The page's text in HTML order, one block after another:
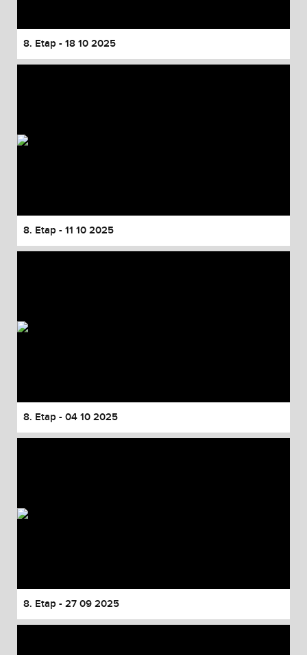
8. Etap - 18 10 2025
8. Etap - 11 10 2025
8. Etap - 04 10 2025
8. Etap - 27 09 2025